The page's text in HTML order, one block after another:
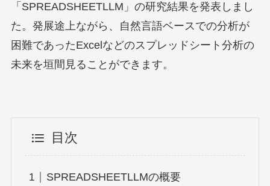
「SPREADSHEETLLM」の研究結果を発表しまし
た。発展途上ながら、自然言語ベースでの分析が
困難であったExcelなどのスプレッドシート分析の
未来を垣間見ることができます。
目次
SPREADSHEETLLMの概要